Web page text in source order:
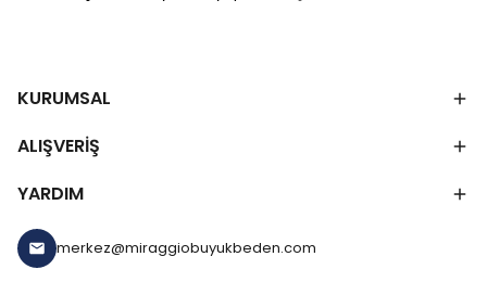
KURUMSAL
ALIŞVERİŞ
YARDIM
merkez@miraggiobuyukbeden.com